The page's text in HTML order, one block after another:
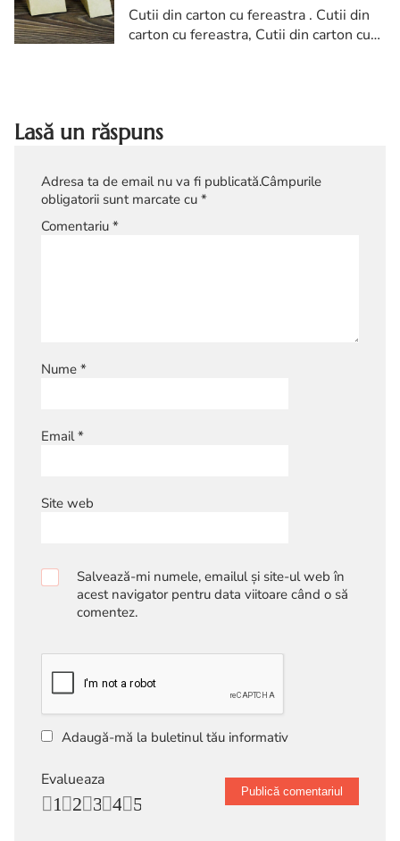
Cutii din carton cu fereastra . Cutii din
carton cu fereastra, Cutii din carton cu
Lasă un răspuns
Adresa ta de email nu va fi publicată.Câmpurile
obligatorii sunt marcate cu *
Comentariu *
Nume *
Email*
Site web
Salvează-mi numele, emailul și site-ul web în
acest navigator pentru data viitoare când o să
comentez.
Adaugă-mă la buletinul tău informativ
Evalueaza
5
4
3
2
1